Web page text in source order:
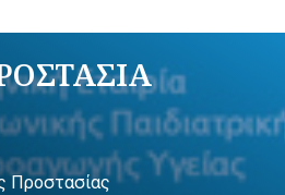
Προστασίας